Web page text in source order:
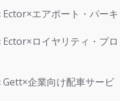
エアポート・パーキ
ロイヤリティ・プロ
企業向け配車サービ